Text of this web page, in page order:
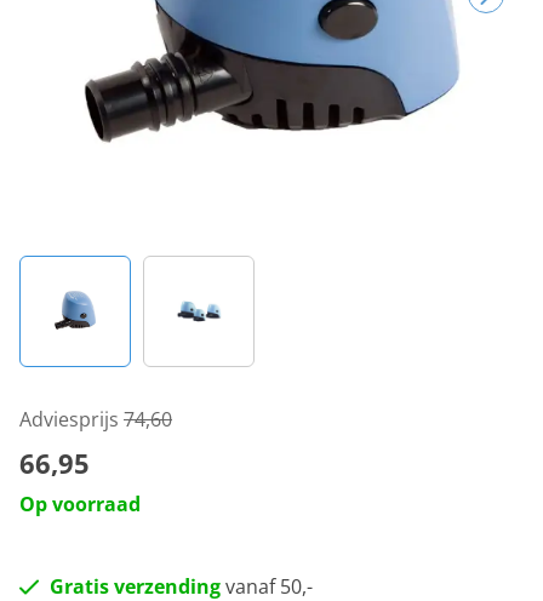
Adviesprijs 74,60
66,95
Op voorraad
Gratis verzendingvanaf 50,-